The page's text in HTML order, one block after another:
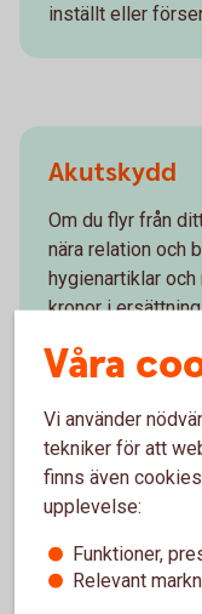
inställt eller
Akutskydd
Om du flyr från
nära relation och
hygienartiklar
kronor i
bekräftelse från
Ersättning
Barn och unga
Våra
Vi använder
tekniker för att
finns även
upplevelse:
Funktioner,
Relevant